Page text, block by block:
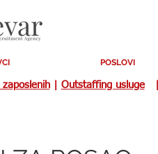
POSLOVI
| Outstaffing usluge|